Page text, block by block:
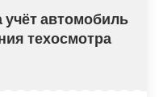
автомобиль
техосмотра